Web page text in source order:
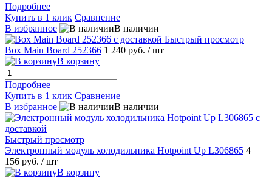
Подробнее
Купить в 1 клик Сравнение
В избранное
В наличии
Быстрый просмотр
Box Main Board 252366 1 240 руб. / шт
В корзину
Подробнее
Купить в 1 клик Сравнение
В избранное
В наличии
Быстрый просмотр
Электронный модуль холодильника Hotpoint Up L306865 4
156 руб. / шт
В корзину